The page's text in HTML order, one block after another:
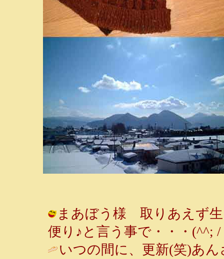
まあぼう様 取りあえず生
便り♪と言う事で・・・(^^; /
いつの間に、更新(笑)あ